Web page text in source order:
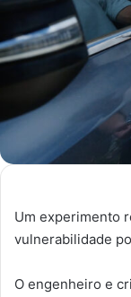
Um experimento
vulnerabilidade
O engenheiro e